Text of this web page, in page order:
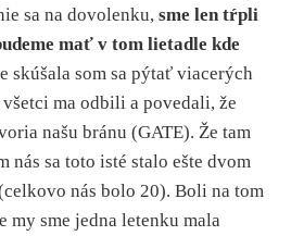
sa na dovolenku,sme len tŕpli
mať v tom lietadle kde
skúšala som sa pýtať viacerých
ma odbili a povedali, že
našu bránu (GATE). Že tam
nás sa toto isté stalo ešte dvom
nás bolo 20). Boli na tom
my sme jedna letenku mala